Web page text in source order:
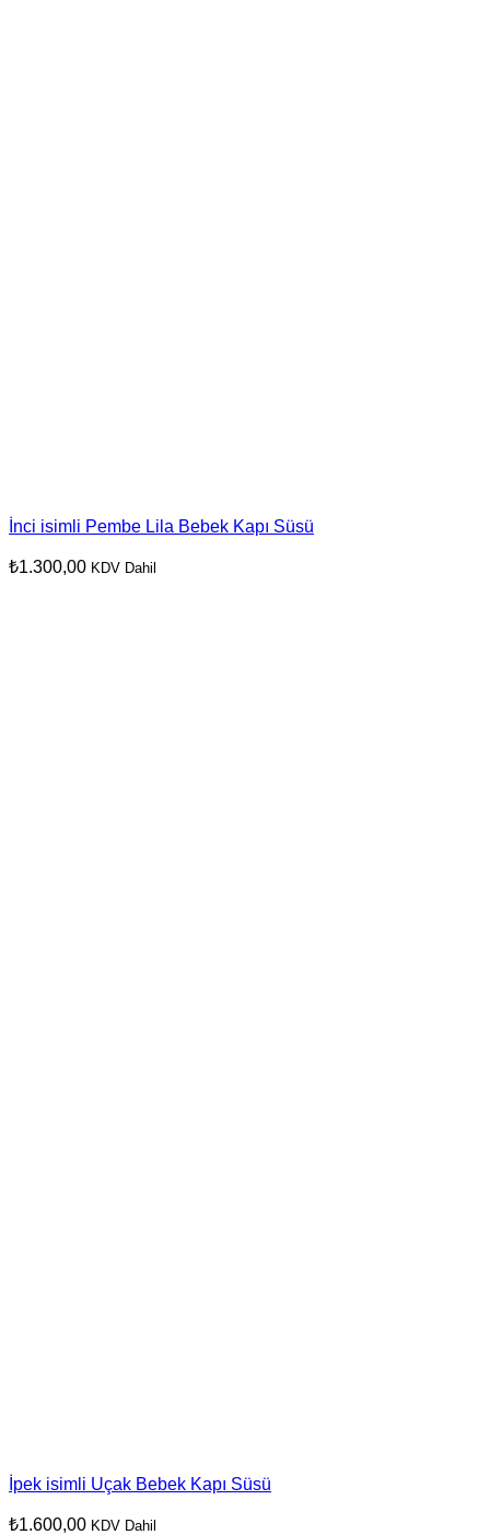
İnci isimli Pembe Lila Bebek Kapı Süsü
₺1.300,00 KDV Dahil
İpek isimli Uçak Bebek Kapı Süsü
₺1.600,00 KDV Dahil